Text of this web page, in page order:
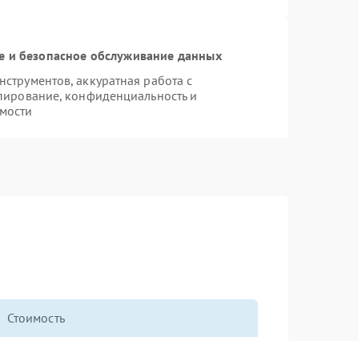
безопасное обслуживание данных
аккуратная работа с
конфиденциальность и
Стоимость